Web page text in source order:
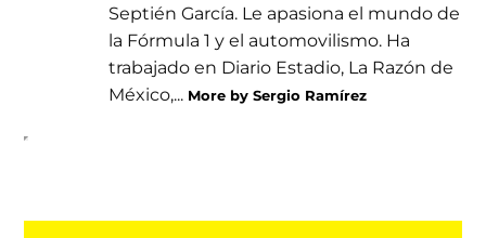
Septién García. Le apasiona el mundo de
la Fórmula 1 y el automovilismo. Ha
trabajado en Diario Estadio, La Razón de
México,... More by Sergio Ramírez